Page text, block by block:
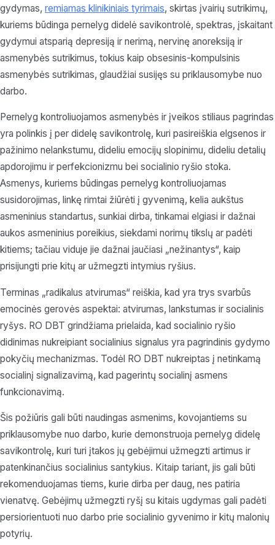
gydymas, remiamas klinikiniais tyrimais, skirtas įvairių sutrikimų,
kuriems būdinga pernelyg didelė savikontrolė, spektras, įskaitant
gydymui atsparią depresiją ir nerimą, nervinę anoreksiją ir
asmenybės sutrikimus, tokius kaip obsesinis-kompulsinis
asmenybės sutrikimas, glaudžiai susijęs su priklausomybe nuo
darbo.
Pernelyg kontroliuojamos asmenybės ir įveikos stiliaus pagrindas
yra polinkis į per didelę savikontrolę, kuri pasireiškia elgsenos ir
pažinimo nelankstumu, dideliu emocijų slopinimu, dideliu detalių
apdorojimu ir perfekcionizmu bei socialinio ryšio stoka.
Asmenys, kuriems būdingas pernelyg kontroliuojamas
susidorojimas, linkę rimtai žiūrėti į gyvenimą, kelia aukštus
asmeninius standartus, sunkiai dirba, tinkamai elgiasi ir dažnai
aukos asmeninius poreikius, siekdami norimų tikslų ar padėti
kitiems; tačiau viduje jie dažnai jaučiasi „nežinantys“, kaip
prisijungti prie kitų ar užmegzti intymius ryšius.
Terminas „radikalus atvirumas“ reiškia, kad yra trys svarbūs
emocinės gerovės aspektai: atvirumas, lankstumas ir socialinis
ryšys. RO DBT grindžiama prielaida, kad socialinio ryšio
didinimas nukreipiant socialinius signalus yra pagrindinis gydymo
pokyčių mechanizmas. Todėl RO DBT nukreiptas į netinkamą
socialinį signalizavimą, kad pagerintų socialinį asmens
funkcionavimą.
Šis požiūris gali būti naudingas asmenims, kovojantiems su
priklausomybe nuo darbo, kurie demonstruoja pernelyg didelę
savikontrolę, kuri turi įtakos jų gebėjimui užmegzti artimus ir
patenkinančius socialinius santykius. Kitaip tariant, jis gali būti
rekomenduojamas tiems, kurie dirba per daug, nes patiria
vienatvę. Gebėjimų užmegzti ryšį su kitais ugdymas gali padėti
persiorientuoti nuo darbo prie socialinio gyvenimo ir kitų malonių
potyrių.